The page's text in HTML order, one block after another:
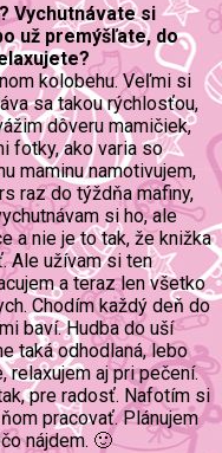
Vychutnávate si
už premýšľate, do
kolobehu. Veľmi si
sa takou rýchlosťou,
dôveru mamičiek,
fotky, ako varia so
maminu namotivujem,
raz do týždňa mafiny,
si ho, ale
a nie je to tak, že knižka
Ale užívam si ten
a teraz len všetko
Chodím každý deň do
baví. Hudba do uší
taká odhodlaná, lebo
relaxujem aj pri pečení.
pre radosť. Nafotím si
pracovať. Plánujem
nájdem. 🙂